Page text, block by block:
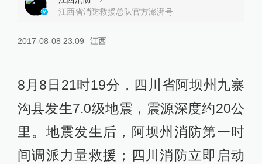
江西省消防救援总队官方澎湃号
2017-08-08 23:09 江西
8月8日21时19分，四川省阿坝州九寨
沟县发生7.0级地震，震源深度约20公
里。地震发生后，阿坝州消防第一时
间调派力量救援；四川消防立即启动